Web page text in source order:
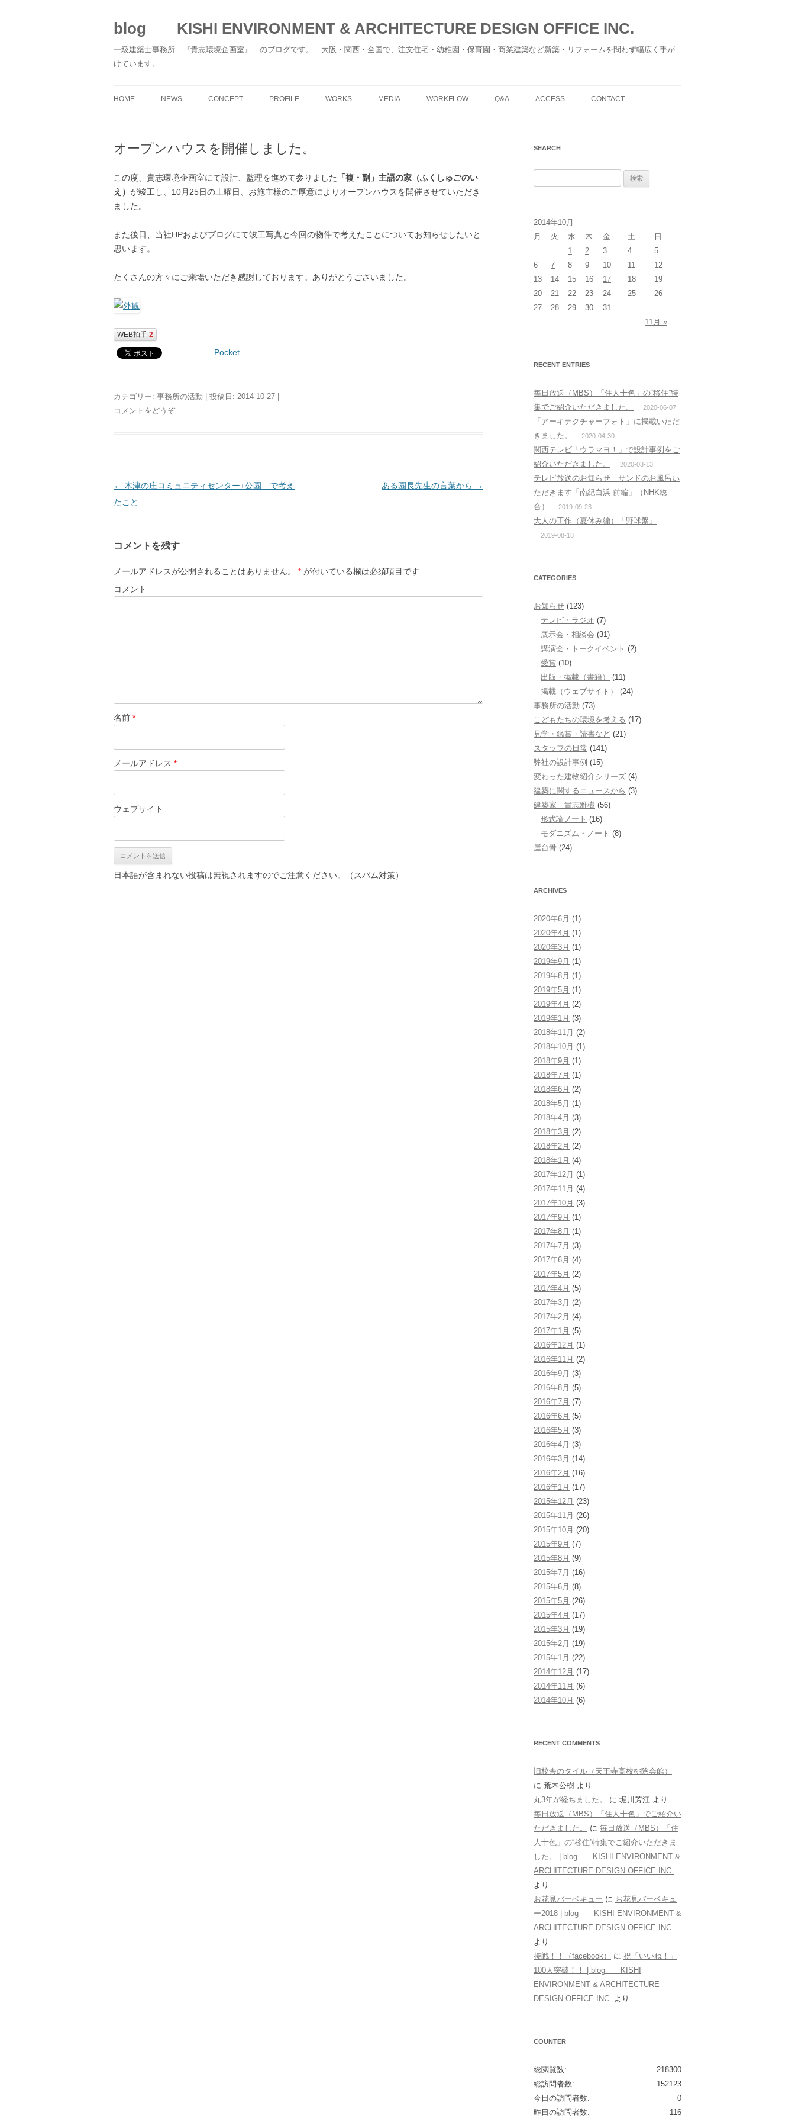
blog KISHI ENVIRONMENT & ARCHITECTURE DESIGN OFFICE INC.
一級建築士事務所 『貴志環境企画室』 のブログです。 大阪・関西・全国で、注文住宅・幼稚園・保育園・商業建築など新築・リフォームを問わず幅広く手が
けています。
ン
HOME NEWS CONCEPT PROFILE WORKS MEDIA WORKFLOW Q&A ACCESS CONTACT
オープンハウスを開催しました。
この度、貴志環境企画室にて設計、監理を進めて参りました
「複・副」主語の家（ふくしゅごのい
え） が竣工し、10月25日の土曜日、お施主様のご厚意によりオープンハウスを開催させていただき
ました。
また後日、当社HPおよびブログにて竣工写真と今回の物件で考えたことについてお知らせしたいと
思います。
たくさんの方々にご来場いただき感謝しております。ありがとうございました。
WEB拍手 2
Pocket
カテゴリー: 事務所の活動 | 投稿日: 2014-10-27
コメントをどうぞ
投
稿
ゲ
ー
シ
← 木津の庄コミュニティセンター+公園 で考え
たこと
ある園長先生の言葉から →
コメントを残す
メールアドレスが公開されることはありません。 * が付いている欄は必須項目です
コメント
名前 *
メールアドレス *
ウェブサイト
日本語が含まれない投稿は無視されますのでご注意ください。（スパム対策）
SEARCH
2014年10月
月
火 水 木 金 土 日
11月 »
1 2 3 4
5
6
7 8 9 10 11
12
13
14 15 16 17 18
19
20
21 22 23 24 25
26
27
28 29 30 31
RECENT ENTRIES
毎日放送（MBS）「住人十色」の“移住”特
集でご紹介いただきました。
2020-06-07
「アーキテクチャーフォト」に掲載いただ
きました。
2020-04-30
関西テレビ「ウラマヨ！」で設計事例をご
紹介いただきました。
2020-03-13
テレビ放送のお知らせ サンドのお風呂い
ただきます「南紀白浜 前編」（NHK総
合）
2019-09-23
大人の工作（夏休み編）「野球盤」
2019-08-18
CATEGORIES
お知らせ (123)
テレビ・ラジオ (7)
展示会・相談会 (31)
講演会・トークイベント (2)
受賞 (10)
出版・掲載（書籍）
(11)
掲載（ウェブサイト）
(24)
事務所の活動 (73)
こどもたちの環境を考える (17)
見学・鑑賞・読書など (21)
スタッフの日常 (141)
弊社の設計事例 (15)
変わった建物紹介シリーズ (4)
建築に関するニュースから (3)
建築家 貴志雅樹 (56)
形式論ノート (16)
モダニズム・ノート (8)
屋台骨 (24)
ARCHIVES
2020年6月 (1)
2020年4月 (1)
2020年3月 (1)
2019年9月 (1)
2019年8月 (1)
2019年5月 (1)
2019年4月 (2)
2019年1月 (3)
2018年11月 (2)
2018年10月 (1)
2018年9月 (1)
2018年7月 (1)
2018年6月 (2)
2018年5月 (1)
2018年4月 (3)
2018年3月 (2)
2018年2月 (2)
2018年1月 (4)
2017年12月 (1)
2017年11月 (4)
2017年10月 (3)
2017年9月 (1)
2017年8月 (1)
2017年7月 (3)
2017年6月 (4)
2017年5月 (2)
2017年4月 (5)
2017年3月 (2)
2017年2月 (4)
2017年1月 (5)
2016年12月 (1)
2016年11月 (2)
2016年9月 (3)
2016年8月 (5)
2016年7月 (7)
2016年6月 (5)
2016年5月 (3)
2016年4月 (3)
2016年3月 (14)
2016年2月 (16)
2016年1月 (17)
2015年12月 (23)
2015年11月 (26)
2015年10月 (20)
2015年9月 (7)
2015年8月 (9)
2015年7月 (16)
2015年6月 (8)
2015年5月 (26)
2015年4月 (17)
2015年3月 (19)
2015年2月 (19)
2015年1月 (22)
2014年12月 (17)
2014年11月 (6)
2014年10月 (6)
RECENT COMMENTS
旧校舎のタイル（天王寺高校桃陰会館）
に 荒木公樹 より
丸3年が経ちました。
に 堀川芳江 より
毎日放送（MBS）「住人十色」でご紹介い
ただきました。
に 毎日放送（MBS）「住
人十色」の“移住”特集でご紹介いただきま
した。 | blog KISHI ENVIRONMENT &
ARCHITECTURE DESIGN OFFICE INC.
より
お花見バーベキュー に お花見バーベキュ
ー2018 | blog KISHI ENVIRONMENT &
ARCHITECTURE DESIGN OFFICE INC.
より
接戦！！（facebook）
に 祝「いいね！」
100人突破！！ | blog KISHI
ENVIRONMENT & ARCHITECTURE
DESIGN OFFICE INC. より
COUNTER
218300
総閲覧数:
152123
総訪問者数:
0
今日の訪問者数:
116
昨日の訪問者数: